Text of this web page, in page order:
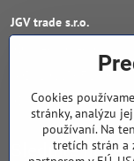
JGV trade s​.r​.o​.
DIČ : 20223652906
IČ DPH : SK
Sledujte naše
Cookies
stránky, analýzu
používaní. Na
tretích strán a